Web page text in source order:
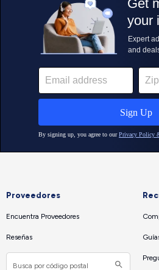
Proveedores
Encuentra Proveedores
Reseñas